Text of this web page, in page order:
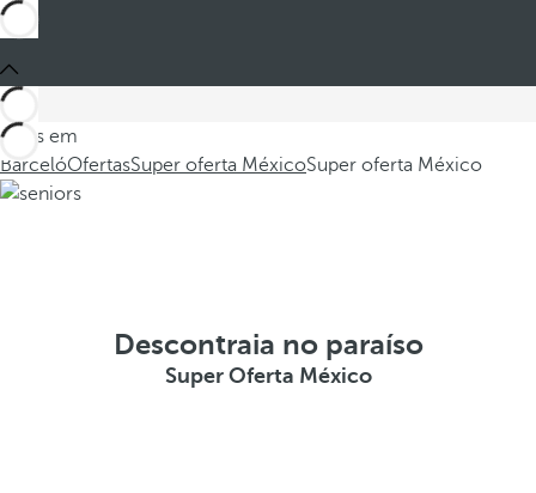
Estes em
BarcelóOfertasSuper oferta MéxicoSuper oferta México
Descontraia no paraíso
Super Oferta México